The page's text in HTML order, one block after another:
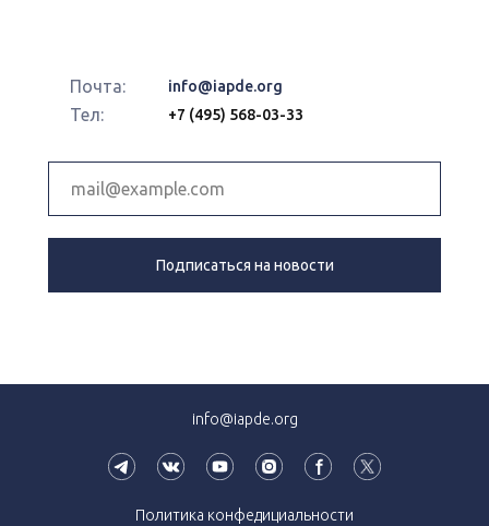
Подписаться на новости
+7 (495) 568-03-33
Тел:
info@iapde.org
Почта:
Политика конфедициальности
info@iapde.org